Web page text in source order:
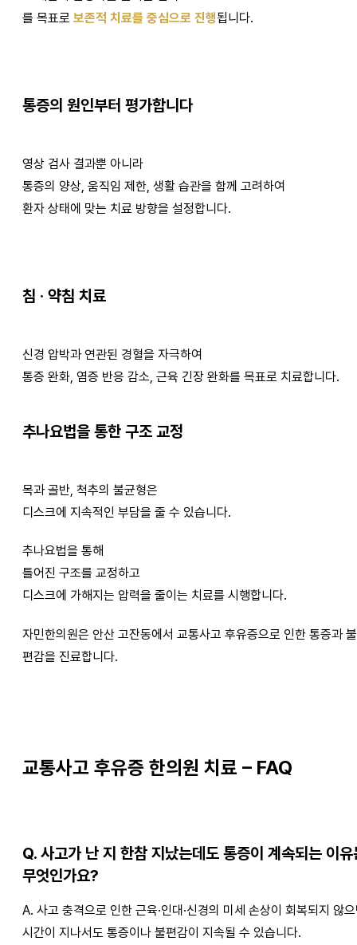
를 목표로 보존적 치료를 중심으로 진행됩니다.
통증의 원인부터 평가합니다
영상 검사 결과뿐 아니라
통증의 양상, 움직임 제한, 생활 습관을 함께 고려하여
환자 상태에 맞는 치료 방향을 설정합니다.
침 · 약침 치료
신경 압박과 연관된 경혈을 자극하여
통증 완화, 염증 반응 감소, 근육 긴장 완화를 목표로 치료합니다.
추나요법을 통한 구조 교정
목과 골반, 척추의 불균형은
디스크에 지속적인 부담을 줄 수 있습니다.
추나요법을 통해
틀어진 구조를 교정하고
디스크에 가해지는 압력을 줄이는 치료를 시행합니다.
자민한의원은 안산 고잔동에서 교통사고 후유증으로 인한 통증과 불
편감을 진료합니다.
교통사고 후유증 한의원 치료 – FAQ
Q. 사고가 난 지 한참 지났는데도 통증이 계속되는 이유
무엇인가요?
A. 사고 충격으로 인한 근육·인대·신경의 미세 손상이 회복되지 않
시간이 지나서도 통증이나 불편감이 지속될 수 있습니다.